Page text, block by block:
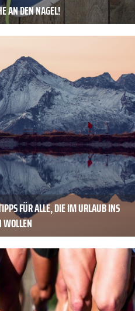
AN DEN NAGEL!
FÜR ALLE, DIE IM URLAUB INS